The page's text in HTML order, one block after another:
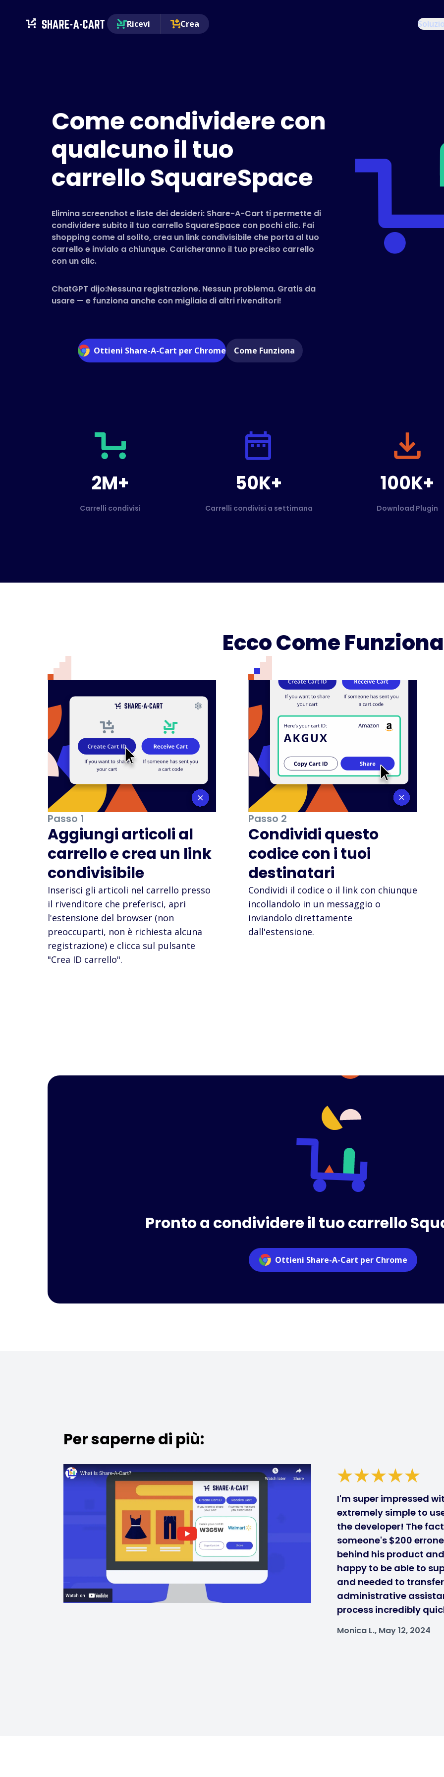
Ricevi Crea
Come condividere con
qualcuno il tuo
carrello SquareSpace
Elimina screenshot e liste dei desideri: Share-A-Cart ti permette di
condividere subito il tuo carrello SquareSpace con pochi clic. Fai
shopping come al solito, crea un link condivisibile che porta al tuo
carrello e invialo a chiunque. Caricheranno il tuo preciso carrello
con un clic.
ChatGPT dijo:Nessuna registrazione. Nessun problema. Gratis da
usare — e funziona anche con migliaia di altri rivenditori!
Ottieni Share-A-Cart per Chrome Come Funziona
2M+
Carrelli condivisi
50K+
Carrelli condivisi a settimana
100K+
Download Plugin
Ecco Come Funziona
Passo 1
Aggiungi articoli al
carrello e crea un link
condivisibile
Inserisci gli articoli nel carrello presso
il rivenditore che preferisci, apri
l'estensione del browser (non
preoccuparti, non è richiesta alcuna
registrazione) e clicca sul pulsante
"Crea ID carrello".
Passo 2
Condividi questo
codice con i tuoi
destinatari
Condividi il codice o il link con chiunque
incollandolo in un messaggio o
inviandolo direttamente
dall'estensione.
Pronto a condividere il tuo carrello
Ottieni Share-A-Cart per Chrome
Per saperne di più:
I'm super impressed
extremely simple to
the developer! The
someone's $200
behind his product
happy to be able to
and needed to
administrative
process incredibly
Monica L., May 12, 2024